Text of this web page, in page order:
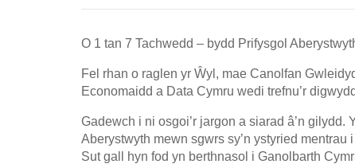
O 1 tan 7 Tachwedd – bydd Prifysgol
Fel rhan o raglen yr Ŵyl, mae Canolfan
Economaidd a Data Cymru wedi trefnu’r
Gadewch i ni osgoi’r jargon a siarad â’n
Aberystwyth mewn sgwrs sy’n ystyried
Sut gall hyn fod yn berthnasol i Ganolbarth